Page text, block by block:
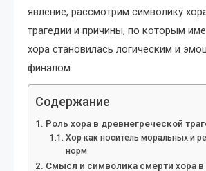
явление, рассмотрим символику
трагедии и причины, по которым
хора становилась логическим и
финалом.
Содержание
Роль хора в древнегреческой
Хор как носитель моральных и
норм
Смысл и символика смерти хора